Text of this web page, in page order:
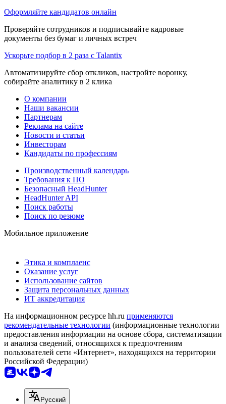
Оформляйте кандидатов онлайн
Проверяйте сотрудников и подписывайте кадровые
документы без бумаг и личных встреч
Ускорьте подбор в 2 раза с Talantix
Автоматизируйте сбор откликов, настройте воронку,
собирайте аналитику в 2 клика
О компании
Наши вакансии
Партнерам
Реклама на сайте
Новости и статьи
Инвесторам
Кандидаты по профессиям
Производственный календарь
Требования к ПО
Безопасный HeadHunter
HeadHunter API
Поиск работы
Поиск по резюме
Мобильное приложение
Этика и комплаенс
Оказание услуг
Использование сайтов
Защита персональных данных
ИТ аккредитация
На информационном ресурсе hh.ru применяются
рекомендательные технологии (информационные технологии
предоставления информации на основе сбора, систематизации
и анализа сведений, относящихся к предпочтениям
пользователей сети «Интернет», находящихся на территории
Российской Федерации)
Русский